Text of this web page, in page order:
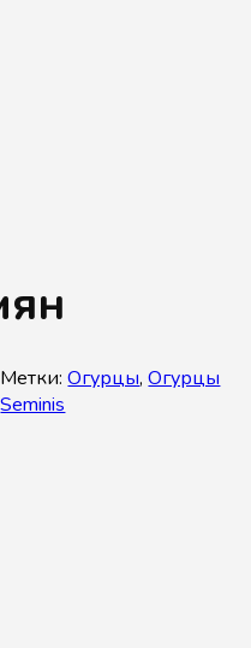
Метки:Огурцы,Огурцы
Seminis